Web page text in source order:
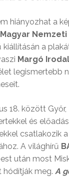
hiányozhat a
Magyar Nemzeti
a
Margó
legismertebb
18. között
és
csatlakozik
A világhírű
után most
hódítják meg. A